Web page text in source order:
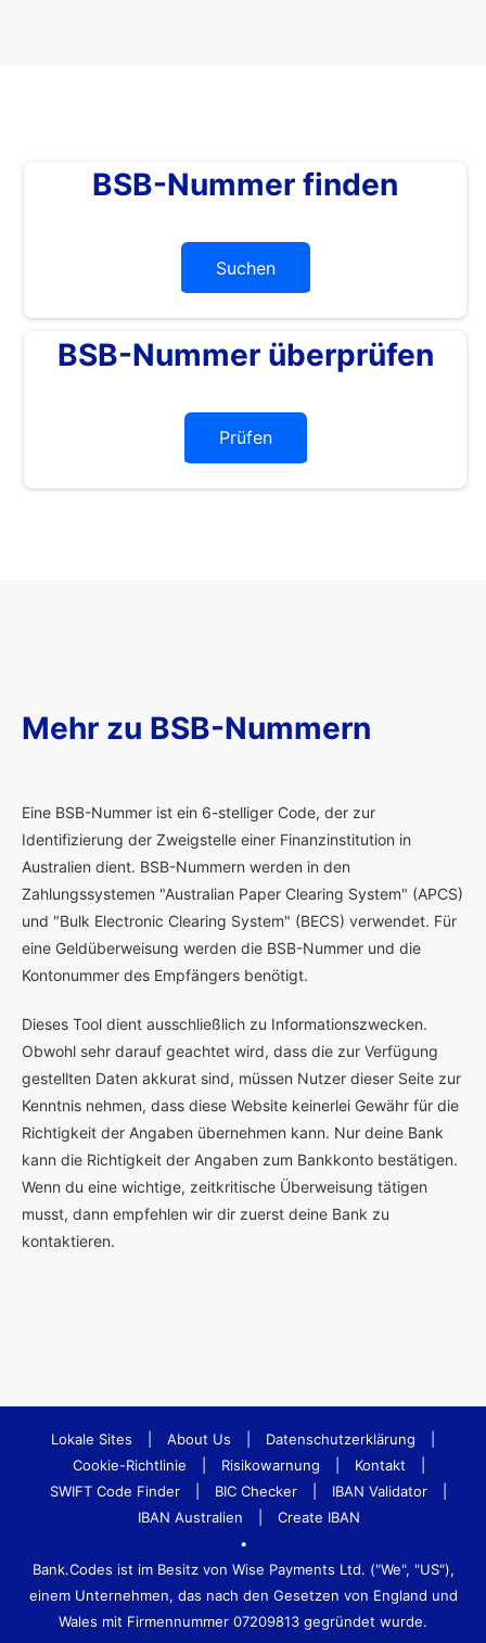
BSB-Nummer finden
Suchen
BSB-Nummer überprüfen
Prüfen
Mehr zu BSB-Nummern
Eine BSB-Nummer ist ein 6-stelliger Code, der zur
Identifizierung der Zweigstelle einer Finanzinstitution in
Australien dient. BSB-Nummern werden in den
Zahlungssystemen "Australian Paper Clearing System" (APCS)
und "Bulk Electronic Clearing System" (BECS) verwendet. Für
eine Geldüberweisung werden die BSB-Nummer und die
Kontonummer des Empfängers benötigt.
Dieses Tool dient ausschließlich zu Informationszwecken.
Obwohl sehr darauf geachtet wird, dass die zur Verfügung
gestellten Daten akkurat sind, müssen Nutzer dieser Seite zur
Kenntnis nehmen, dass diese Website keinerlei Gewähr für die
Richtigkeit der Angaben übernehmen kann. Nur deine Bank
kann die Richtigkeit der Angaben zum Bankkonto bestätigen.
Wenn du eine wichtige, zeitkritische Überweisung tätigen
musst, dann empfehlen wir dir zuerst deine Bank zu
kontaktieren.
Lokale Sites About Us Datenschutzerklärung
Cookie-Richtlinie
Risikowarnung Kontakt
SWIFT Code Finder
BIC Checker IBAN Validator
IBAN Australien
Create IBAN
•
Bank.Codes ist im Besitz von Wise Payments Ltd. ("We", "US"),
einem Unternehmen, das nach den Gesetzen von England und
Wales mit Firmennummer 07209813 gegründet wurde.